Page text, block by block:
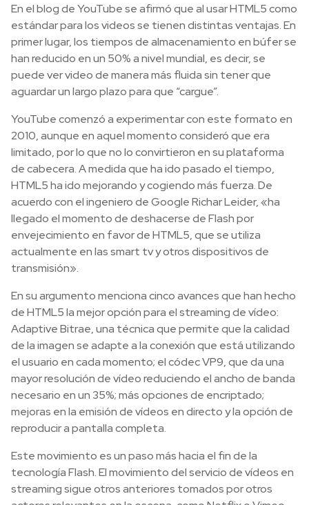
En el blog de YouTube se afirmó que al usar HTML5 como
estándar para los videos se tienen distintas ventajas. En
primer lugar, los tiempos de almacenamiento en búfer se
han reducido en un 50% a nivel mundial, es decir, se
puede ver video de manera más fluida sin tener que
aguardar un largo plazo para que “cargue”.
YouTube comenzó a experimentar con este formato en
2010, aunque en aquel momento consideró que era
limitado, por lo que no lo convirtieron en su plataforma
de cabecera. A medida que ha ido pasado el tiempo,
HTML5 ha ido mejorando y cogiendo más fuerza. De
acuerdo con el ingeniero de Google Richar Leider, «ha
llegado el momento de deshacerse de Flash por
envejecimiento en favor de HTML5, que se utiliza
actualmente en las smart tv y otros dispositivos de
transmisión».
En su argumento menciona cinco avances que han hecho
de HTML5 la mejor opción para el streaming de vídeo:
Adaptive Bitrae, una técnica que permite que la calidad
de la imagen se adapte a la conexión que está utilizando
el usuario en cada momento; el códec VP9, que da una
mayor resolución de vídeo reduciendo el ancho de banda
necesario en un 35%; más opciones de encriptado;
mejoras en la emisión de vídeos en directo y la opción de
reproducir a pantalla completa.
Este movimiento es un paso más hacia el fin de la
tecnología Flash. El movimiento del servicio de vídeos en
streaming sigue otros anteriores tomados por otros